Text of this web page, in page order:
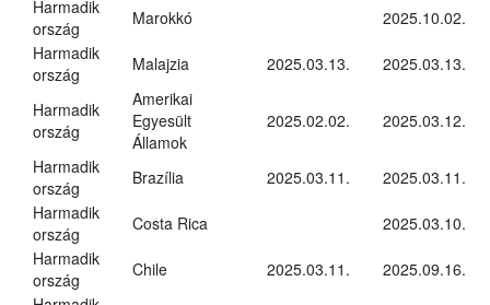
Harmadik
ország
Marokkó
2025.10.02.
Harmadik
ország
Malajzia 2025.03.13. 2025.03.13.
Harmadik
ország
Amerikai
Egyesült
Államok
2025.02.02. 2025.03.12.
Harmadik
ország
Brazília 2025.03.11.
2025.03.11.
Harmadik
ország
Costa Rica
2025.03.10.
Harmadik
ország
Chile 2025.03.11.
2025.09.16.